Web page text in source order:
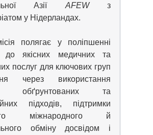
Азії AFEWз
у Нідерландах.
полягає у поліпшенні
до якісних медичних та
послуг для ключових груп
через використання
обґрунтованих та
підходів, підтримки
міжнародного й
обміну досвідом і